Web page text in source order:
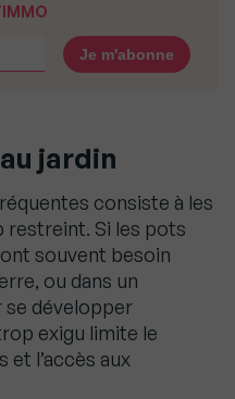
jardin
consiste à les
restreint. Si les pots
souvent besoin
ou dans un
se développer
exigu limite le
et l’accès aux